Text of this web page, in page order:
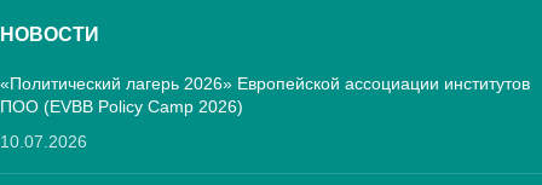
НОВОСТИ
«Политический лагерь 2026» Европейской ассоциации институтов
ПОО (EVBB Policy Camp 2026)
10.07.2026